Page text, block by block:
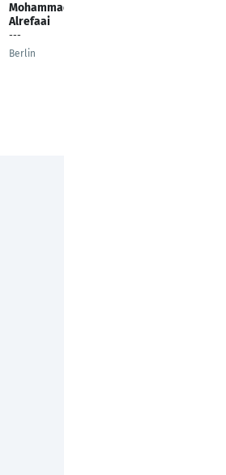
Mohammad
Alrefaai
---
Berlin